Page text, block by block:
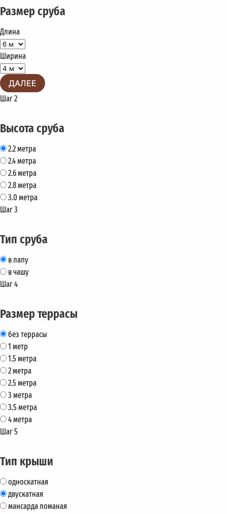
Размер сруба
Длина
Ширина
ДАЛЕЕ
Шаг 2
Высота сруба
2.2 метра
2.4 метра
2.6 метра
2.8 метра
3.0 метра
Шаг 3
Тип сруба
в лапу
в чашу
Шаг 4
Размер террасы
без террасы
1 метр
1.5 метра
2 метра
2.5 метра
3 метра
3.5 метра
4 метра
Шаг 5
Тип крыши
односкатная
двускатная
мансарда ломаная